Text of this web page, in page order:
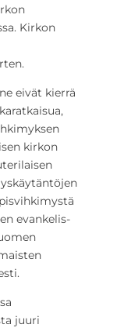
Kirkon
eivät kierrä
kirkon
evankelis-
juuri